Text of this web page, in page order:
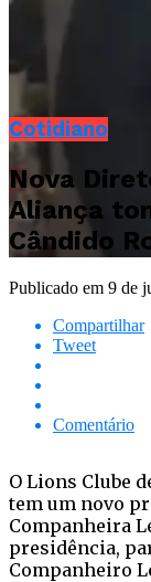
Cotidiano
Nova
Aliança
Cândido
Publicado em 9 de
Compartilhar
Tweet
Comentário
O Lions Clube
tem um novo
Companheira
presidência,
Companheiro